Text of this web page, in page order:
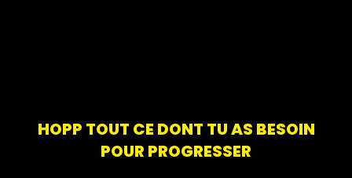
HOPP TOUT CE DONT TU AS BESOIN
POUR PROGRESSER